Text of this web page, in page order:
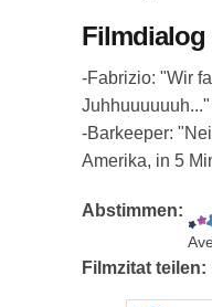
-Fabrizio: "Wir
Juhhuuuuuuh..."
-Barkeeper:
Amerika, in 5
Abstimmen:
Filmzitat teilen: